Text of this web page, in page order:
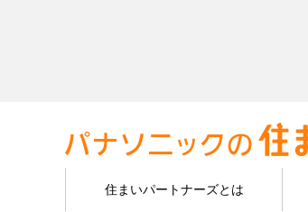
住まいパートナーズとは